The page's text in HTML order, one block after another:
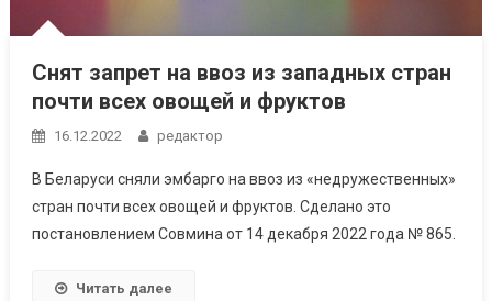
Снят запрет на ввоз из западных стран
почти всех овощей и фруктов
16.12.2022 редактор
В Беларуси сняли эмбарго на ввоз из «недружественных»
стран почти всех овощей и фруктов. Сделано это
постановлением Совмина от 14 декабря 2022 года № 865.
Читать далее